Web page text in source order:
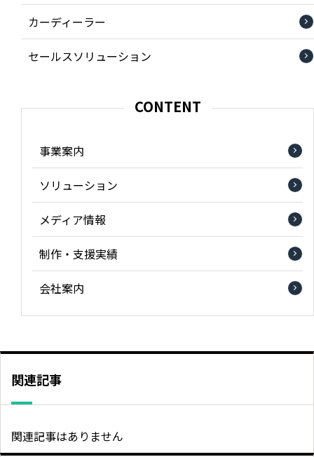
カーディーラー
セールスソリューション
CONTENT
事業案内
ソリューション
メディア情報
制作・支援実績
会社案内
関連記事
関連記事はありません